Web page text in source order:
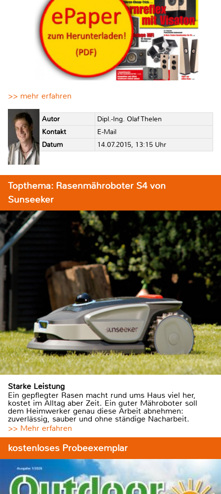
>> mehr erfahren
Autor
Dipl.-Ing. Olaf Thelen
Kontakt
E-Mail
Datum
14.07.2015, 13:15 Uhr
Topthema: Rasenmähroboter S4 von
Sunseeker
Starke Leistung
Ein gepflegter Rasen macht rund ums Haus viel her,
kostet im Alltag aber Zeit. Ein guter Mähroboter soll
dem Heimwerker genau diese Arbeit abnehmen:
zuverlässig, sauber und ohne ständige Nacharbeit.
>> Mehr erfahren
kostenloses Probeexemplar